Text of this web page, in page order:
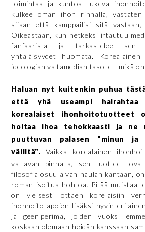
toimintaa ja kuntoa tukeva
kulkee oman ihon rinnalla,
sijaan että kamppailisi sitä
Oikeastaan, kun hetkeksi irtautuu
fanfaarista ja tarkastelee sen
yhtäläisyydet huomata.
ideologian valtamedian tasolle - mikä
Haluan nyt kuitenkin puhua
että yhä useampi hairahtaa
korealaiset ihonhoitotuotteet
hoitaa ihoa tehokkaasti ja ne
puuttuvan palasen "minun ja
väliltä". Vaikka korealainen
valtavan pinnalla, sen tuotteet
filosofia osuu aivan naulan kantaan,
romantisoitua hohtoa. Pitää muistaa,
on yleisesti ottaen korelaisiin
ihonhoitotapojen lisäksi hyvin
ja geeniperimä, joiden vuoksi
koskaan olemaan heidän kanssaan